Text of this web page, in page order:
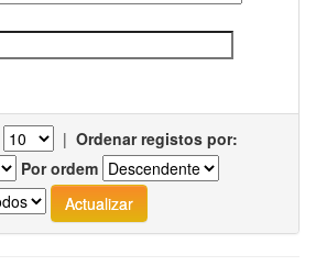
| Ordenar registos por:
Por ordem